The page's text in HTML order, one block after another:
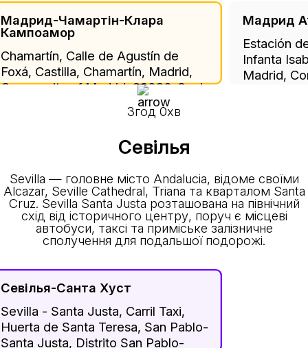
Мадрид-Чамартін-Клара
Кампоамор
Chamartín, Calle de Agustín de
Foxá, Castilla, Chamartín, Madrid,
Community of Madrid, 28036, Spain
Мадрид
Estación
Infanta
Madrid,
3год 0хв
Севілья
Sevilla — головне місто Andalucia, відоме своїми
Alcazar, Seville Cathedral, Triana та кварталом Santa
Cruz. Sevilla Santa Justa розташована на північний
схід від історичного центру, поруч є місцеві
автобуси, таксі та приміське залізничне
сполучення для подальшої подорожі.
Севілья-Санта Хуст
Sevilla - Santa Justa, Carril Taxi,
Huerta de Santa Teresa, San Pablo-
Santa Justa, Distrito San Pablo-